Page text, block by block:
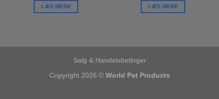
LÆS MERE LÆS MERE
Salg & Handelsbetinger
Copyright 2026 © World Pet Products